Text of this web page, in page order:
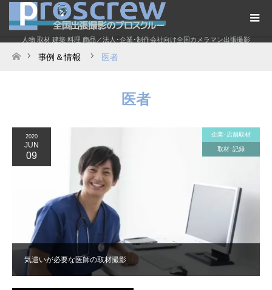
人物 取材 建築 料理 商品／法人･企業･制作会社向け全国カメラマン出張撮影
ホーム
事例＆情報 医者
医者
気遣いが必要な医師の取材撮影
2020
JUN
09
企業･店舗取材
取材･記録